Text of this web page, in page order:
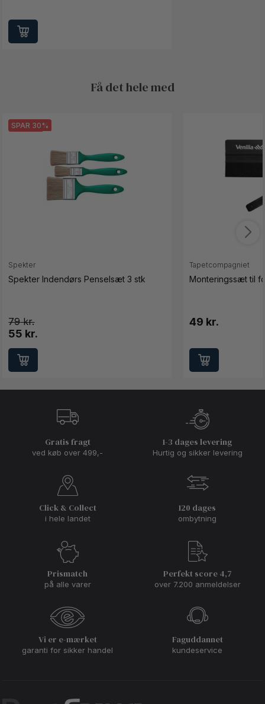
Få det hele med
SPAR 30%
Spekter
Spekter Indendørs Penselsæt 3 stk
79
55 kr.
Tapetcompagniet
Monteringssæt til
49 kr.
Gratis fragt
ved køb over 499,-
1-3 dages levering
Hurtig og sikker levering
Click & Collect
i hele landet
120 dages
ombytning
Prismatch
på alle varer
Perfekt score 4,7
over 7.200 anmeldelser
Vi er e-mærket
garanti for sikker handel
Faguddannet
kundeservice